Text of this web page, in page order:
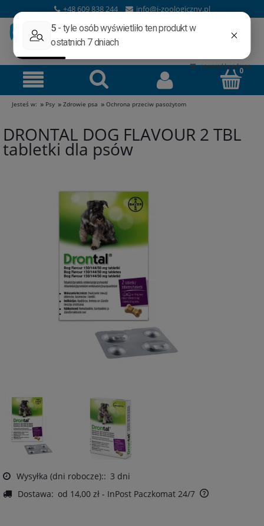
+48 609 838 244 info@i-zoologiczny.pl
Jesteś w: » Psy » Zdrowie psa » Ochrona przeciw pasożytom
DRONTAL DOG FLAVOUR 2 TBL
tabletki dla psów
Wysyłka (dni robocze):: 3 dni
Dostawa: od 14,00 zł - InPost Paczkomat 24/7